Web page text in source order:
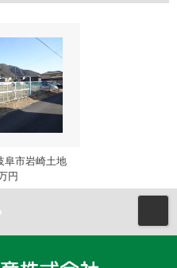
市岩崎土地
円